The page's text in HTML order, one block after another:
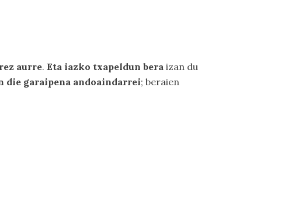
aurre. Eta iazko txapeldun bera izan du
die garaipena andoaindarrei; beraien